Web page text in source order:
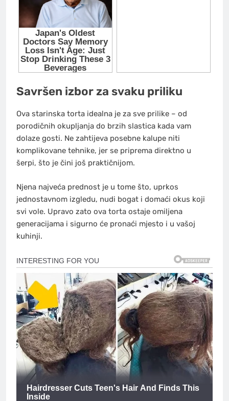
Savršen izbor za svaku priliku
Ova starinska torta idealna je za sve prilike – od
porodičnih okupljanja do brzih slastica kada vam
dolaze gosti. Ne zahtijeva posebne kalupe niti
komplikovane tehnike, jer se priprema direktno u
šerpi, što je čini još praktičnijom.
Njena najveća prednost je u tome što, uprkos
jednostavnom izgledu, nudi bogat i domaći okus koji
svi vole. Upravo zato ova torta ostaje omiljena
generacijama i sigurno će pronaći mjesto i u vašoj
kuhinji.